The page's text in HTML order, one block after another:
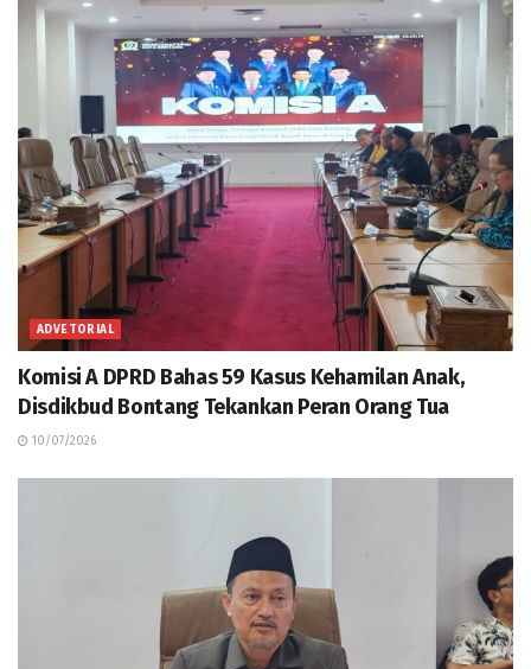
ADVETORIAL
Komisi A DPRD Bahas 59 Kasus Kehamilan Anak,
Disdikbud Bontang Tekankan Peran Orang Tua
10/07/2026